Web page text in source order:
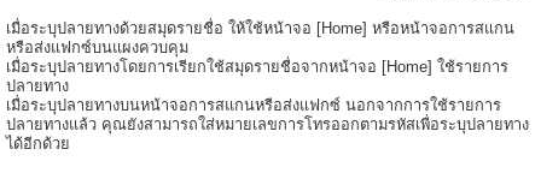
เมื่อระบุปลายทางด้วยสมุดรายชื่อ ให้ใช้หน้าจอ [Home] หรือหน้าจอการสแกน
หรือส่งแฟกซ์บนแผงควบคุม
เมื่อระบุปลายทางโดยการเรียกใช้สมุดรายชื่อจากหน้าจอ [Home] ใช้รายการ
ปลายทาง
เมื่อระบุปลายทางบนหน้าจอการสแกนหรือส่งแฟกซ์ นอกจากการใช้รายการ
ปลายทางแล้ว คุณยังสามารถใส่หมายเลขการโทรออกตามรหัสเพื่อระบุปลายทาง
ได้อีกด้วย